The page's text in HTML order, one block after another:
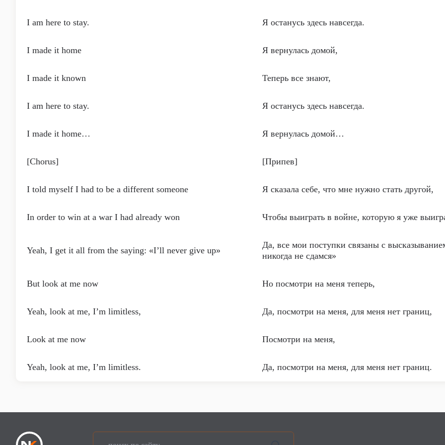
I am here to stay. Я останусь здесь навсегда.
I made it home Я вернулась домой,
I made it known Теперь все знают,
I am here to stay. Я останусь здесь навсегда.
I made it home… Я вернулась домой…
[Chorus] [Припев]
I told myself I had to be a different someone Я сказала себе, что мне нужно стать другой,
In order to win at a war I had already won Чтобы выиграть в войне, которую я уже
Yeah, I get it all from the saying: «I’ll never give up»
Да, все мои поступки связаны с
никогда не сдамся»
But look at me now Но посмотри на меня теперь,
Yeah, look at me, I’m limitless, Да, посмотри на меня, для меня нет границ,
Look at me now Посмотри на меня,
Yeah, look at me, I’m limitless. Да, посмотри на меня, для меня нет границ.